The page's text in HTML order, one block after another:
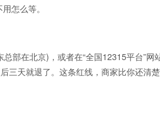
怎么等。
在北京)，或者在“全国12315平台”网
天就退了。这条红线，商家比你还清楚